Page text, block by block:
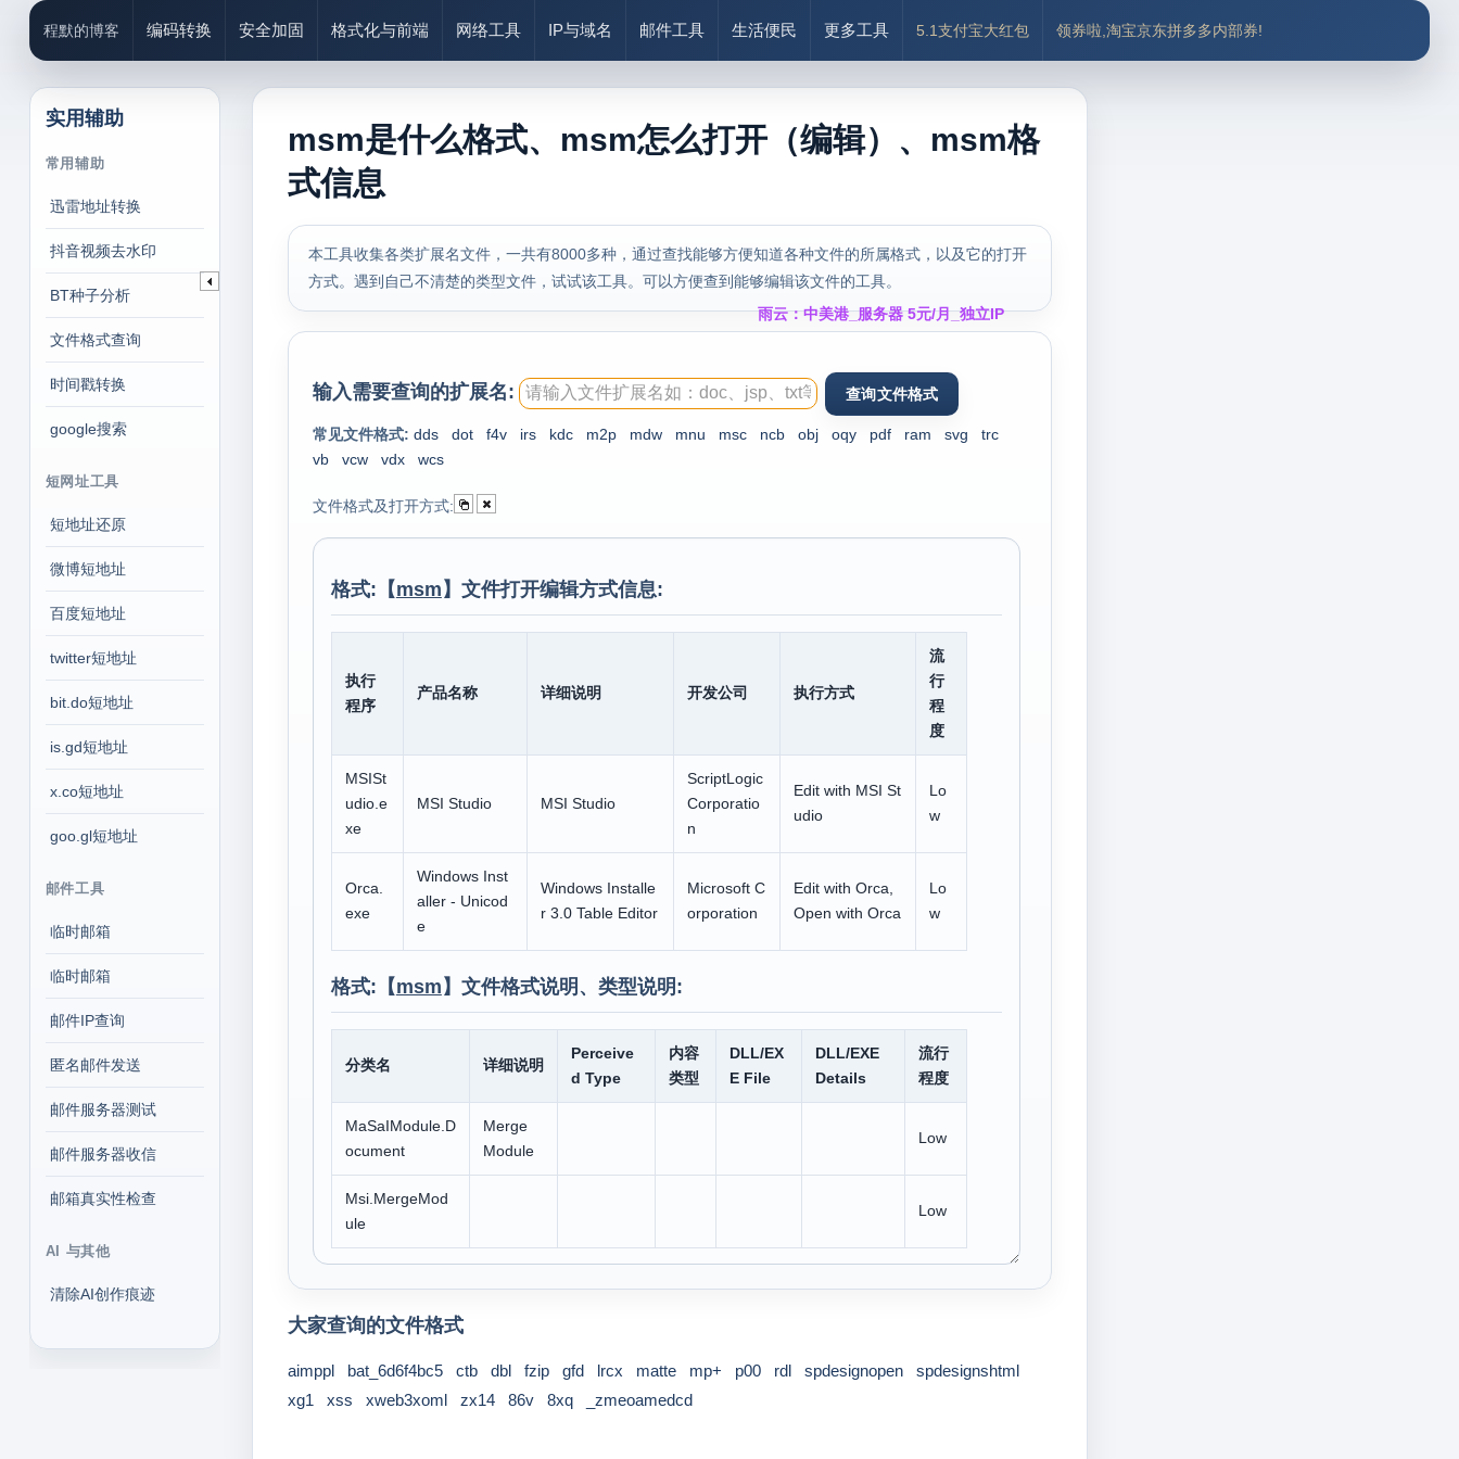
程默的博客 编码转换 安全加固 格式化与前端 网络工具 IP与域名 邮件工具 生活便民 更多工具 5.1支付宝大红包 领券啦,淘宝京东拼多多内部券!
实用辅助
常用辅助
迅雷地址转换
抖音视频去水印
BT种子分析
文件格式查询
时间戳转换
google搜索
短网址工具
短地址还原
微博短地址
百度短地址
twitter短地址
bit.do短地址
is.gd短地址
x.co短地址
goo.gl短地址
邮件工具
临时邮箱
临时邮箱
邮件IP查询
匿名邮件发送
邮件服务器测试
邮件服务器收信
邮箱真实性检查
AI 与其他
清除AI创作痕迹
msm是什么格式、msm怎么打开（编辑）、msm格
式信息
本工具收集各类扩展名文件，一共有8000多种，通过查找能够方便知道各种文件的所属格式，以及它的打开
方式。遇到自己不清楚的类型文件，试试该工具。可以方便查到能够编辑该文件的工具。
雨云：中美港_服务器 5元/月_独立IP
输入需要查询的扩展名:
常见文件格式: dds dot f4v irs kdc m2p mdw mnu msc ncb obj oqy pdf ram svg
trc
vb
vcw vdx wcs
文件格式及打开方式:
格式:【msm 】文件打开编辑方式信息:
执行
程序
产品名称 详细说明 开发公司 执行方式
流
行
程
度
MSISt
udio.e
xe
MSI Studio MSI Studio
ScriptLogic
Corporatio
n
Edit with MSI St
udio
Lo
w
Orca.
exe
Windows Inst
aller - Unicod
e
Windows Installe
r 3.0 Table Editor
Microsoft C
orporation
Edit with Orca,
Open with Orca
Lo
w
格式:【msm 】文件格式说明、类型说明:
分类名 详细说明
Perceive
d Type
内容
类型
DLL/EX
E File
DLL/EXE
Details
流行
程度
MaSaIModule.D
ocument
Merge
Module
Low
Msi.MergeMod
ule
Low
大家查询的文件格式
aimppl bat_6d6f4bc5 ctb dbl fzip gfd lrcx matte mp+ p00 rdl spdesignopen
spdesignshtml
xg1
xss xweb3xoml zx14 86v 8xq _zmeoamedcd